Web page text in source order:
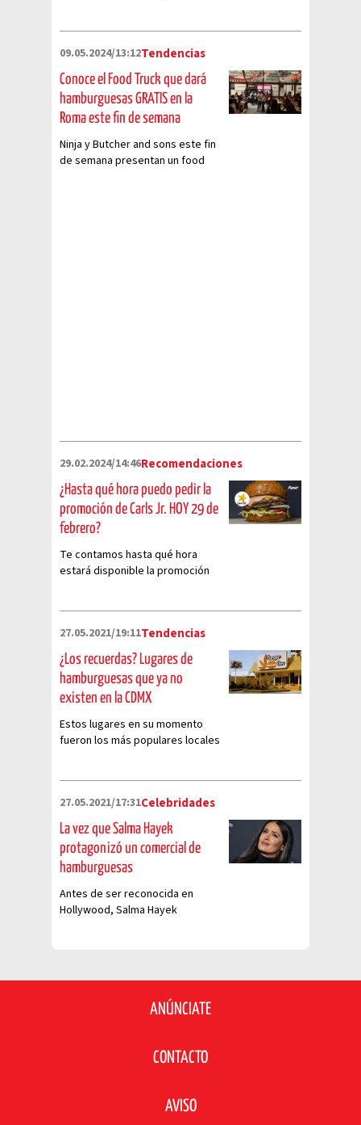
09.05.2024/13:12Tendencias
Conoce el Food Truck que dará
hamburguesas GRATIS en la
Roma este fin de semana
Ninja y Butcher and sons este fin
de semana presentan un food
29.02.2024/14:46Recomendaciones
¿Hasta qué hora puedo pedir la
promoción de Carls Jr. HOY 29 de
febrero?
Te contamos hasta qué hora
estará disponible la promoción
27.05.2021/19:11Tendencias
¿Los recuerdas? Lugares de
hamburguesas que ya no
existen en la CDMX
Estos lugares en su momento
fueron los más populares locales
27.05.2021/17:31Celebridades
La vez que Salma Hayek
protagonizó un comercial de
hamburguesas
Antes de ser reconocida en
Hollywood, Salma Hayek
ANÚNCIATE
CONTACTO
AVISO